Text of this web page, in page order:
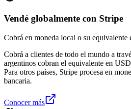
Vendé globalmente con Stripe
Cobrá en moneda local o su equivalente
Cobrá a clientes de todo el mundo a
argentinos cobran el equivalente en
Para otros países, Stripe procesa en
bancaria.
Conocer más